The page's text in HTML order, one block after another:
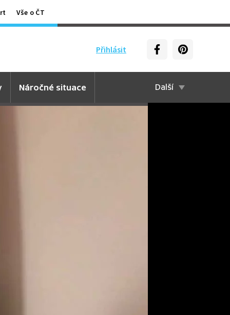
Vše o ČT
Přihlásit
Náročné situace Další